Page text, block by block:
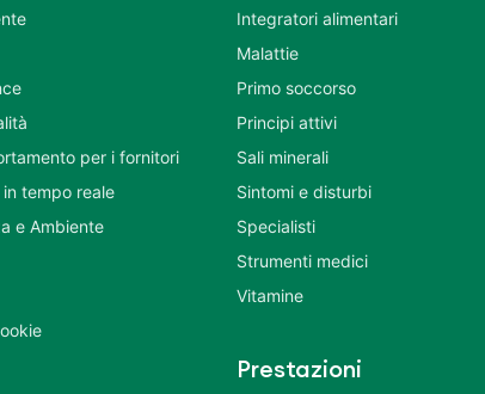
per i fornitori
tempo reale
e Ambiente
Integratori alimentari
Malattie
Primo soccorso
Principi attivi
Sali minerali
Sintomi e disturbi
Specialisti
Strumenti medici
Vitamine
Prestazioni